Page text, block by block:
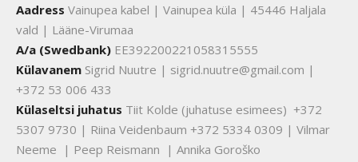
Aadress Vainupea kabel | Vainupea küla | 45446 Haljala
vald | Lääne-Virumaa
A/a (Swedbank) EE392200221058315555
Külavanem Sigrid Nuutre | sigrid.nuutre@gmail.com |
+372 53 006 433
Külaseltsi juhatus Tiit Kolde (juhatuse esimees) +372
5307 9730 | Riina Veidenbaum +372 5334 0309 | Vilmar
Neeme | Peep Reismann | Annika Goroško